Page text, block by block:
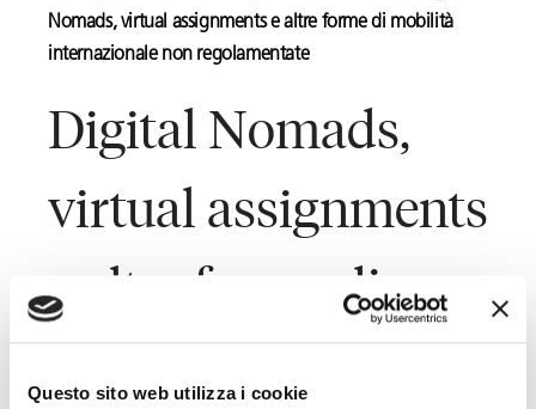
Questo sito web utilizza i cookie
Nomads, virtual assignments e altre forme di mobilità
internazionale non regolamentate
Digital Nomads,
virtual assignments
e altre forme di
mobilità